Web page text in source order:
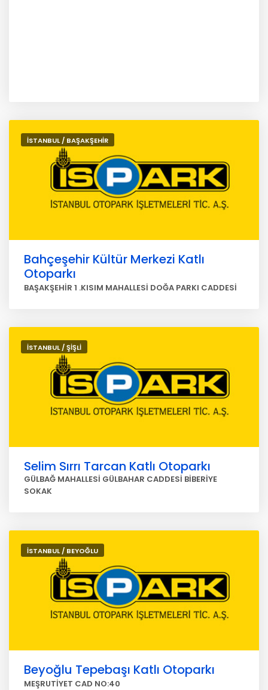
İSTANBUL / BAŞAKŞEHİR
Bahçeşehir Kültür Merkezi Katlı
Otoparkı
BAŞAKŞEHİR 1 .KISIM MAHALLESİ DOĞA PARKI CADDESİ
İSTANBUL / ŞİŞLİ
Selim Sırrı Tarcan Katlı Otoparkı
GÜLBAĞ MAHALLESİ GÜLBAHAR CADDESİ BİBERİYE
SOKAK
İSTANBUL / BEYOĞLU
Beyoğlu Tepebaşı Katlı Otoparkı
MEŞRUTİYET CAD NO:40